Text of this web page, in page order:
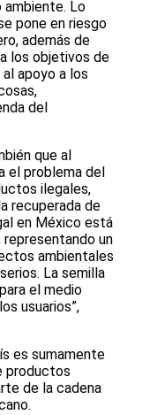
Lo
pone en riesgo
además de
los objetivos de
apoyo a los
del
que al
el problema del
ilegales,
recuperada de
en México está
un
ambientales
La semilla
el medio
usuarios”,
es sumamente
productos
de la cadena